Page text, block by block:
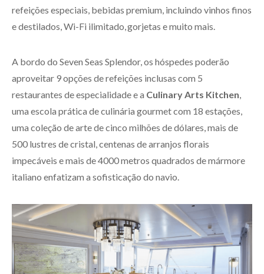
refeições especiais, bebidas premium, incluindo vinhos finos
e destilados, Wi-Fi ilimitado, gorjetas e muito mais.
A bordo do Seven Seas Splendor, os hóspedes poderão
aproveitar 9 opções de refeições inclusas com 5
restaurantes de especialidade e a Culinary Arts Kitchen
uma escola prática de culinária gourmet com 18 estações,
uma coleção de arte de cinco milhões de dólares, mais de
500 lustres de cristal, centenas de arranjos florais
impecáveis e mais de 4000 metros quadrados de mármore
italiano enfatizam a sofisticação do navio.